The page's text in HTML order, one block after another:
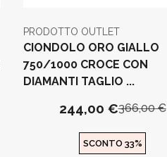
PRODOTTO OUTLET
CIONDOLO ORO GIALLO
750/1000 CROCE CON
DIAMANTI TAGLIO ...
244,00 €366,00 €
SCONTO 33%